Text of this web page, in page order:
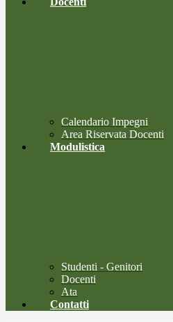
Calendario Impegni
Area Riservata Docenti
Modulistica
Studenti - Genitori
Docenti
Ata
Contatti